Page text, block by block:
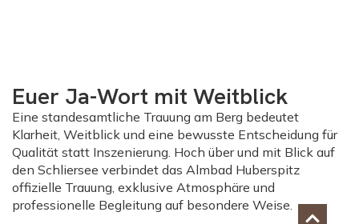
Euer Ja-Wort mit Weitblick
Eine standesamtliche Trauung am Berg bedeutet
Klarheit, Weitblick und eine bewusste Entscheidung für
Qualität statt Inszenierung. Hoch über und mit Blick auf
den Schliersee verbindet das Almbad Huberspitz
offizielle Trauung, exklusive Atmosphäre und
professionelle Begleitung auf besondere Weise.